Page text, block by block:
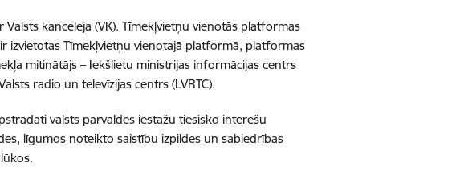
kanceleja (VK). Tīmekļvietņu vienotās platformas
izvietotas Tīmekļvietņu vienotajā platformā, platformas
mitinātājs – Iekšlietu ministrijas informācijas centrs
radio un televīzijas centrs (LVRTC).
valsts pārvaldes iestāžu tiesisko interešu
līgumos noteikto saistību izpildes un sabiedrības